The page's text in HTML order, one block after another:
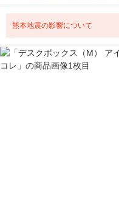
熊本地震の影響について